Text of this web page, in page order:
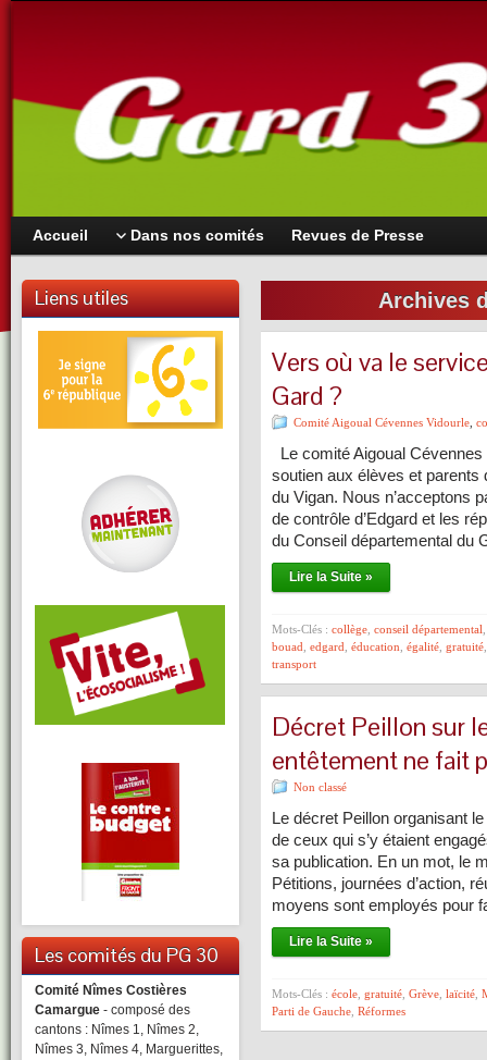
Accueil Dans nos comités Revues de Presse
Liens utiles
Les comités du PG 30
Comité Nîmes Costières
Camargue - composé des
cantons : Nîmes 1, Nîmes 2,
Nîmes 3, Nîmes 4, Marguerittes,
Archives
Vers où va le
Gard ?
Comité Aigoual Cévennes Vidourle
Le comité Aigoual
soutien aux élèves et parents
du Vigan. Nous n’acceptons
de contrôle d’Edgard et les
du Conseil départemental du
Lire la Suite »
Mots-Clés : collège conseil départemental
bouad edgard éducation égalité gratuité
transport
Décret Peillon sur
entêtement ne fait
Non classé
Le décret Peillon organisant
de ceux qui s’y étaient
sa publication. En un mot, le
Pétitions, journées d’action,
moyens sont employés pour
Lire la Suite »
Mots-Clés : école gratuité Grève laïcité
Parti de Gauche Réformes